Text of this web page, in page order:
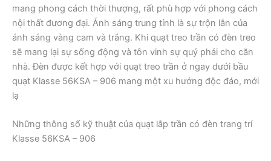
mang phong cách thời thượng, rất phù hợp với phong cách
nội thất đương đại. Ánh sáng trung tính là sự trộn lẫn của
ánh sáng vàng cam và trắng. Khi quạt treo trần có đèn treo
sẽ mang lại sự sống động và tôn vinh sự quý phái cho căn
nhà. Đèn được kết hợp với quạt treo trần ở ngay dưới bầu
quạt Klasse 56KSA – 906 mang một xu hướng độc đáo, mới
lạ
Những thông số kỹ thuật của quạt lắp trần có đèn trang trí
Klasse 56KSA – 906